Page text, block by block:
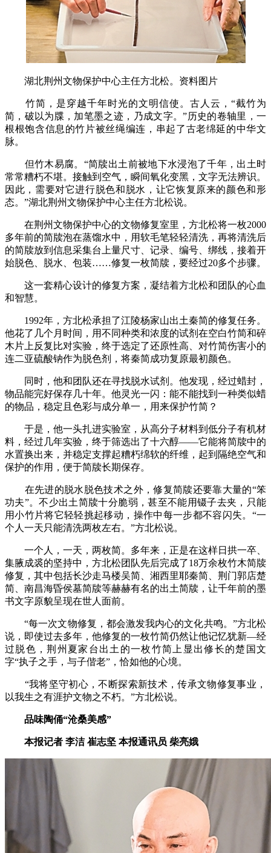
湖北荆州文物保护中心主任方北松。资料图片
竹简，是穿越千年时光的文明信使。古人云，“截竹为
简，破以为牒，加笔墨之迹，乃成文字。”历史的卷轴里，一
根根饱含信息的竹片被丝绳编连，串起了古老绵延的中华文
脉。
但竹木易腐。“简牍出土前被地下水浸泡了千年，出土时
常常糟朽不堪。接触到空气，瞬间氧化变黑，文字无法辨识。
因此，需要对它进行脱色和脱水，让它恢复原来的颜色和形
态。”湖北荆州文物保护中心主任方北松说。
在荆州文物保护中心的文物修复室里，方北松将一枚2000
多年前的简牍泡在蒸馏水中，用软毛笔轻轻清洗，再将清洗后
的简牍放到信息采集台上量尺寸、记录、编号、绑线，接着开
始脱色、脱水、包装……修复一枚简牍，要经过20多个步骤。
这一套精心设计的修复方案，凝结着方北松和团队的心血
和智慧。
1992年，方北松承担了江陵杨家山出土秦简的修复任务。
他花了几个月时间，用不同种类和浓度的试剂在空白竹简和碎
木片上反复比对实验，终于选定了还原性高、对竹简伤害小的
连二亚硫酸钠作为脱色剂，将秦简成功复原最初颜色。
同时，他和团队还在寻找脱水试剂。他发现，经过蜡封，
物品能完好保存几十年。他灵光一闪：能不能找到一种类似蜡
的物品，稳定且色彩与成分单一，用来保护竹简？
于是，他一头扎进实验室，从高分子材料到低分子有机材
料，经过几年实验，终于筛选出了十六醇——它能将简牍中的
水置换出来，并稳定支撑起糟朽绵软的纤维，起到隔绝空气和
保护的作用，便于简牍长期保存。
在先进的脱水脱色技术之外，修复简牍还要靠大量的“笨
功夫”。不少出土简牍十分脆弱，甚至不能用镊子去夹，只能
用小竹片将它轻轻挑起移动，操作中每一步都不容闪失。“一
个人一天只能清洗两枚左右。”方北松说。
一个人，一天，两枚简。多年来，正是在这样日拱一卒、
集腋成裘的坚持中，方北松团队先后完成了18万余枚竹木简牍
修复，其中包括长沙走马楼吴简、湘西里耶秦简、荆门郭店楚
简、南昌海昏侯墓简牍等赫赫有名的出土简牍，让千年前的墨
书文字原貌呈现在世人面前。
“每一次文物修复，都会激发我内心的文化共鸣。”方北松
说，即使过去多年，他修复的一枚竹简仍然让他记忆犹新—经
过脱色，荆州夏家台出土的一枚竹简上显出修长的楚国文
字“执子之手，与子偕老”，恰如他的心境。
“我将坚守初心，不断探索新技术，传承文物修复事业，
以我生之有涯护文物之不朽。”方北松说。
品味陶俑“沧桑美感”
本报记者 李洁 崔志坚 本报通讯员 柴亮娥